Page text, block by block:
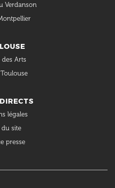
Verdanson
des Arts
légales
du site
presse